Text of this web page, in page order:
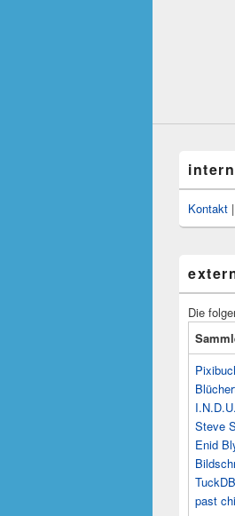
Kontakt |
Die
Steve
Enid
past